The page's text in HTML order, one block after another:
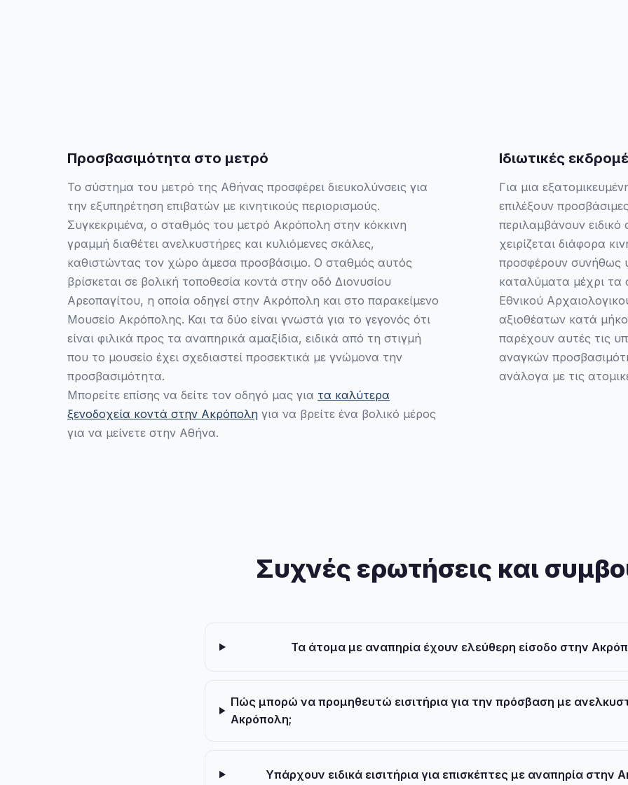
Προσβασιμότητα στο μετρό
Το σύστημα του μετρό της Αθήνας προσφέρει διευκολύνσεις για
την εξυπηρέτηση επιβατών με κινητικούς περιορισμούς.
Συγκεκριμένα, ο σταθμός του μετρό Ακρόπολη στην κόκκινη
γραμμή διαθέτει ανελκυστήρες και κυλιόμενες σκάλες,
καθιστώντας τον χώρο άμεσα προσβάσιμο. Ο σταθμός αυτός
βρίσκεται σε βολική τοποθεσία κοντά στην οδό Διονυσίου
Αρεοπαγίτου, η οποία οδηγεί στην Ακρόπολη και στο παρακείμενο
Μουσείο Ακρόπολης. Και τα δύο είναι γνωστά για το γεγονός ότι
είναι φιλικά προς τα αναπηρικά αμαξίδια, ειδικά από τη στιγμή
που το μουσείο έχει σχεδιαστεί προσεκτικά με γνώμονα την
προσβασιμότητα.
Μπορείτε επίσης να δείτε τον οδηγό μας για τα καλύτερα
ξενοδοχεία κοντά στην Ακρόπολη για να βρείτε ένα βολικό μέρος
για να μείνετε στην Αθήνα.
Ιδιωτικές
Για μια
επιλέξουν
περιλαμβάνουν
χειρίζεται διάφορα
προσφέρουν συνήθως
καταλύματα μέχρι τα
Εθνικού
αξιοθέατων κατά
παρέχουν αυτές τις
αναγκών
ανάλογα με τις
Συχνές ερωτήσεις και
Τα άτομα με αναπηρία έχουν ελεύθερη είσοδο στην
Πώς μπορώ να προμηθευτώ εισιτήρια για την πρόσβαση με
Ακρόπολη;
Υπάρχουν ειδικά εισιτήρια για επισκέπτες με αναπηρία στην